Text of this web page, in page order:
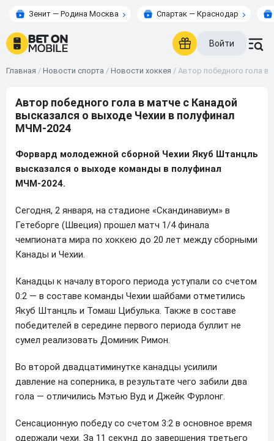
Зенит — Родина Москва Спартак — Краснодар
Войти
Главная / Новости спорта / Новости хоккея / Автор победного гола
Автор победного гола в матче с Канадой
высказался о выходе Чехии в полуфинал
МЧМ-2024
Форвард молодежной сборной Чехии Якуб Штанцль
высказался о выходе команды в полуфинал
МЧМ-2024.
Сегодня, 2 января, на стадионе «Скандинавиум» в
Гетеборге (Швеция) прошел матч 1/4 финала
чемпионата мира по хоккею до 20 лет между сборными
Канады и Чехии.
Канадцы к началу второго периода уступали со счетом
0:2 — в составе команды Чехии шайбами отметились
Якуб Штанцль и Томаш Цибулька. Также в составе
победителей в середине первого периода буллит не
сумел реализовать Доминик Римон.
Во второй двадцатиминутке канадцы усилили
давление на соперника, в результате чего забили два
гола — отличились Мэтью Вуд и Джейк Фурлонг.
Сенсационную победу со счетом 3:2 в основное время
одержали чехи. За 11 секунд до завершения третьего